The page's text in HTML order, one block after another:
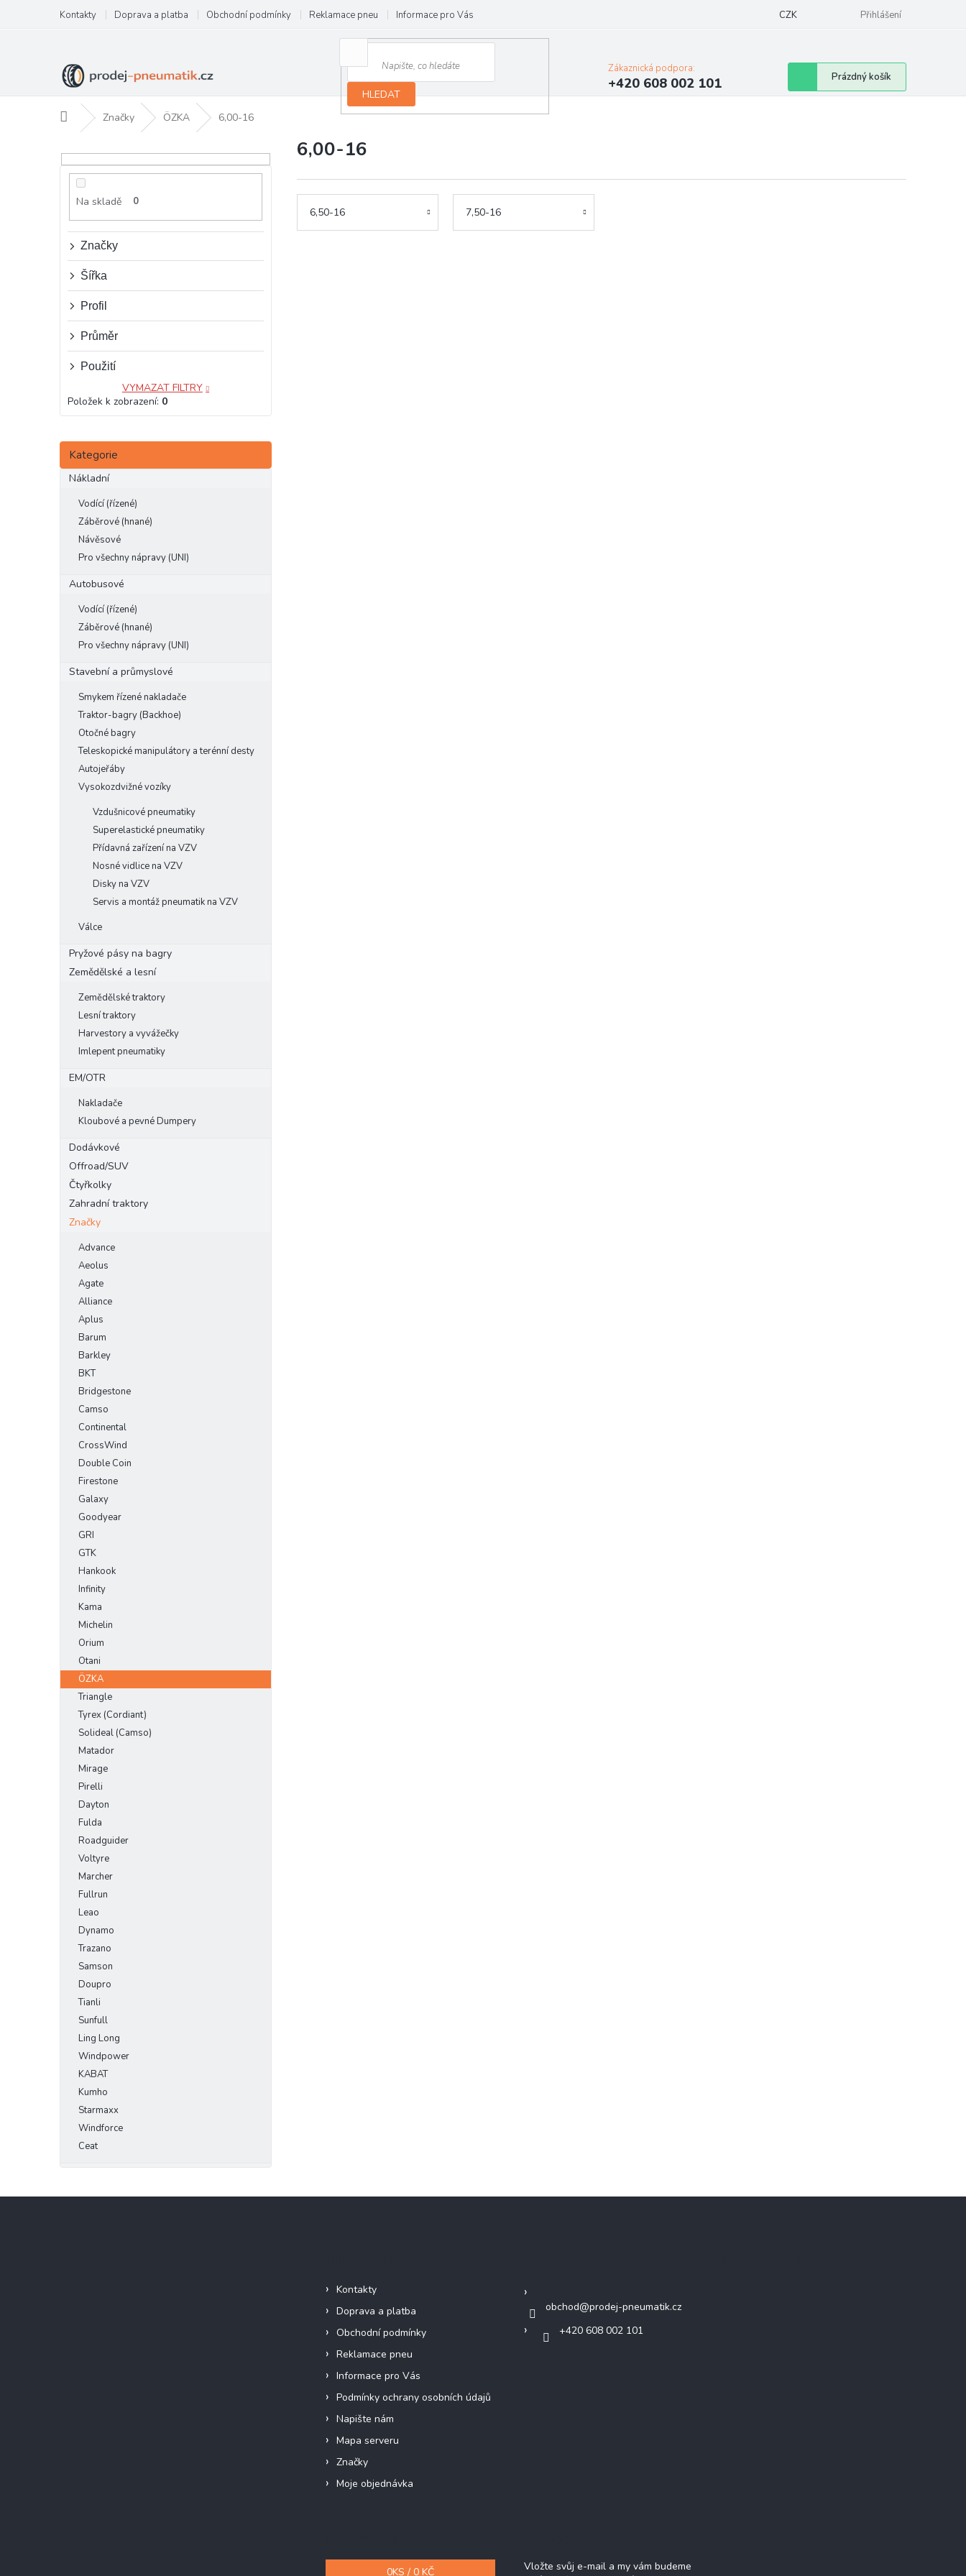
obsah
Kontakty Doprava a platba Obchodní podmínky Reklamace pneu Informace pro Vás Mapa serveru Moje objednávka
CZK Přihlášení
HLEDAT
Zákaznická podpora:
+420 608 002 101
Nákupní
košík
Prázdný košík
Domů Značky ÖZKA 6,00-16
o
Na skladě 0
Značky
Šířka
Profil
Průměr
Použití
VYMAZAT FILTRY
Položek k zobrazení: 0
Přeskočit
kategorie
Kategorie
Nákladní
Vodící (řízené)
Záběrové (hnané)
Návěsové
Pro všechny nápravy (UNI)
Autobusové
Vodící (řízené)
Záběrové (hnané)
Pro všechny nápravy (UNI)
Stavební a průmyslové
Smykem řízené nakladače
Traktor-bagry (Backhoe)
Otočné bagry
Teleskopické manipulátory a terénní desty
Autojeřáby
Vysokozdvižné vozíky
Vzdušnicové pneumatiky
Superelastické pneumatiky
Přídavná zařízení na VZV
Nosné vidlice na VZV
Disky na VZV
Servis a montáž pneumatik na VZV
Válce
Pryžové pásy na bagry
Zemědělské a lesní
Zemědělské traktory
Lesní traktory
Harvestory a vyvážečky
Imlepent pneumatiky
EM/OTR
Nakladače
Kloubové a pevné Dumpery
Dodávkové
Offroad/SUV
Čtyřkolky
Zahradní traktory
Značky
Advance
Aeolus
Agate
Alliance
Aplus
Barum
Barkley
BKT
Bridgestone
Camso
Continental
CrossWind
Double Coin
Firestone
Galaxy
Goodyear
GRI
GTK
Hankook
Infinity
Kama
Michelin
Orium
Otani
ÖZKA
Triangle
Tyrex (Cordiant)
Solideal (Camso)
Matador
Mirage
Pirelli
Dayton
Fulda
Roadguider
Voltyre
Marcher
Fullrun
Leao
Dynamo
Trazano
Samson
Doupro
Tianli
Sunfull
Ling Long
Windpower
KABAT
Kumho
Starmaxx
Windforce
Ceat
6,00-16
6,50-16 7,50-16
Kontakty
Doprava a platba
Obchodní podmínky
Reklamace pneu
Informace pro Vás
Podmínky ochrany osobních údajů
Napište nám
Mapa serveru
Značky
Moje objednávka
obchod@prodej-pneumatik.cz
+420 608 002 101
0KS / 0 KČ
Vložte svůj e-mail a my vám budeme